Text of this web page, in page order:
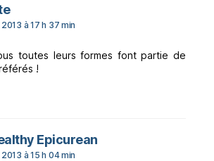
dit :
à 17 h 37 min
toutes leurs formes font partie de
!
Epicureandit :
à 15 h 04 min